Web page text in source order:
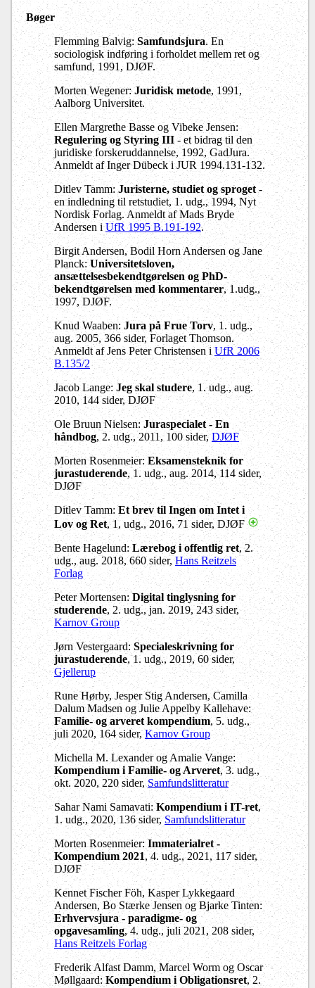
Bøger
Flemming Balvig:Samfundsjura. En
sociologisk indføring i forholdet mellem ret og
samfund, 1991, DJØF.
Morten Wegener:Juridisk metode, 1991,
Aalborg Universitet.
Ellen Margrethe Basse og Vibeke Jensen:
Regulering og Styring III- et bidrag til den
juridiske forskeruddannelse, 1992, GadJura.
Anmeldt af Inger Dübeck i JUR 1994.131-132.
Ditlev Tamm: Juristerne, studiet og sproget -
en indledning til retstudiet, 1. udg., 1994, Nyt
Nordisk Forlag. Anmeldt af Mads Bryde
Andersen iUfR 1995 B.191-192.
Birgit Andersen, Bodil Horn Andersen og Jane
Planck:Universitetsloven,
ansættelsesbekendtgørelsen og PhD-
bekendtgørelsen med kommentarer, 1.udg.,
1997, DJØF.
Knud Waaben: Jura på Frue Torv, 1. udg.,
aug. 2005, 366 sider, Forlaget Thomson.
Anmeldt af Jens Peter Christensen i UfR 2006
B.135/2
Jacob Lange: Jeg skal studere, 1. udg., aug.
2010, 144 sider, DJØF
Ole Bruun Nielsen:Juraspecialet - En
håndbog, 2. udg., 2011, 100 sider,DJØF
Morten Rosenmeier: Eksamensteknik for
jurastuderende, 1. udg., aug. 2014, 114 sider,
DJØF
Ditlev Tamm:Et brev til Ingen om Intet i
Lov og Ret, 1, udg., 2016, 71 sider, DJØF
Bente Hagelund:Lærebog i offentlig ret, 2.
udg., aug. 2018, 660 sider, Hans Reitzels
Forlag
Peter Mortensen:Digital tinglysning for
studerende, 2. udg., jan. 2019, 243 sider,
Karnov Group
Jørn Vestergaard:Specialeskrivning for
jurastuderende, 1. udg., 2019, 60 sider,
Gjellerup
Rune Hørby, Jesper Stig Andersen, Camilla
Dalum Madsen og Julie Appelby Kallehave:
Familie- og arveret kompendium, 5. udg.,
juli 2020, 164 sider,Karnov Group
Michella M. Lexander og Amalie Vange:
Kompendium i Familie- og Arveret, 3. udg.,
okt. 2020, 220 sider,Samfundslitteratur
Sahar Nami Samavati:Kompendium i IT-ret,
1. udg., 2020, 136 sider, Samfundslitteratur
Morten Rosenmeier: Immaterialret -
Kompendium 2021, 4. udg., 2021, 117 sider,
DJØF
Kennet Fischer Föh, Kasper Lykkegaard
Andersen, Bo Stærke Jensen og Bjarke Tinten:
Erhvervsjura - paradigme- og
opgavesamling, 4. udg., juli 2021, 208 sider,
Hans Reitzels Forlag
Frederik Alfast Damm, Marcel Worm og Oscar
Møllgaard:Kompendium i Obligationsret, 2.